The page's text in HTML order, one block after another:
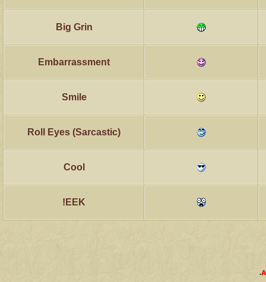
Big Grin
Embarrassment
Smile
Roll Eyes (Sarcastic)
Cool
EEK!
.